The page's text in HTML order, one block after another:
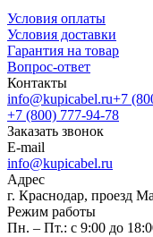
Условия оплаты
Условия доставки
Гарантия на товар
Вопрос-ответ
Контакты
info@kupicabel.ru+7
+7 (800) 777-94-78
Заказать звонок
E-mail
info@kupicabel.ru
Адрес
г. Краснодар, проезд
Режим работы
Пн. – Пт.: с 9:00 до